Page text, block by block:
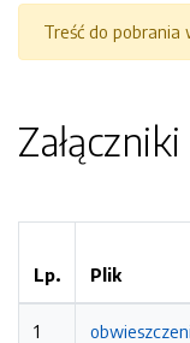
Treść do pobrania
Lp. Plik
1